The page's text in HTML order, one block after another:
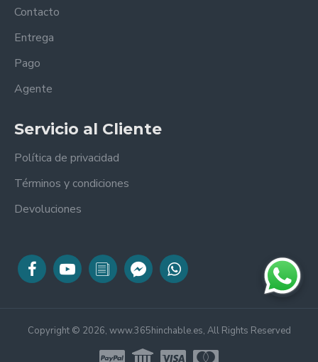
Contacto
Entrega
Pago
Agente
Servicio al Cliente
Política de privacidad
Términos y condiciones
Devoluciones
Copyright © 2026, www.365hinchable.es, All Rights Reserved